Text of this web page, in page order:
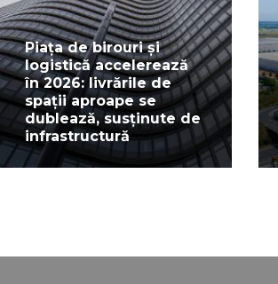
Piața de birouri și
logistică accelerează
în 2026: livrările de
spații aproape se
dublează, susținute de
infrastructură